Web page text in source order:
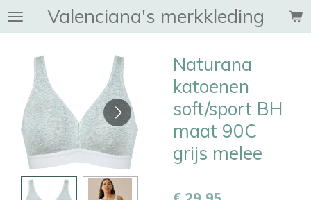
Ga
direct
hoofdinhoud
Valenciana's merkkleding
Naturana
katoenen
soft/sport BH
maat 90C
grijs melee